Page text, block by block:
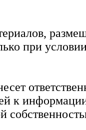
при
к